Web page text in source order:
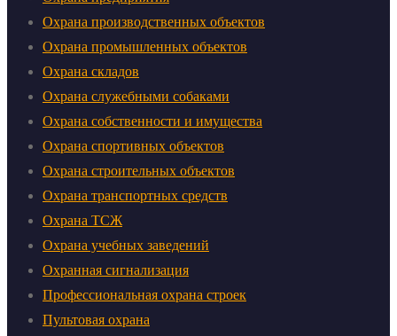
Охрана производственных объектов
Охрана промышленных объектов
Охрана складов
Охрана служебными собаками
Охрана собственности и имущества
Охрана спортивных объектов
Охрана строительных объектов
Охрана транспортных средств
Охрана ТСЖ
Охрана учебных заведений
Охранная сигнализация
Профессиональная охрана строек
Пультовая охрана